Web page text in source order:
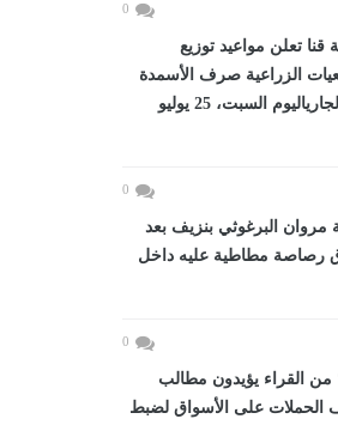
0
قنا تعلن مواعيد توزيع
الزراعية صرف الأسمدة
خلال الأسبوع الجارياليوم السبت، 25 يوليو
0
مروان البرغوثي بنزيف بعد
رصاصة مطاطية عليه داخل
0
%92 من القراء يؤيدون مطالب
الحملات على الأسواق لضبط